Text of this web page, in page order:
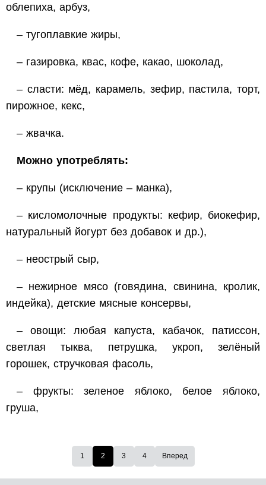
облепиха, арбуз,
– тугоплавкие жиры,
– газировка, квас, кофе, какао, шоколад,
– сласти: мёд, карамель, зефир, пастила, торт,
пирожное, кекс,
– жвачка.
Можно употреблять:
– крупы (исключение – манка),
– кисломолочные продукты: кефир, биокефир,
натуральный йогурт без добавок и др.),
– неострый сыр,
– нежирное мясо (говядина, свинина, кролик,
индейка), детские мясные консервы,
– овощи: любая капуста, кабачок, патиссон,
светлая тыква, петрушка, укроп, зелёный
горошек, стручковая фасоль,
– фрукты: зеленое яблоко, белое яблоко,
груша,
1 2 3 4 Вперед